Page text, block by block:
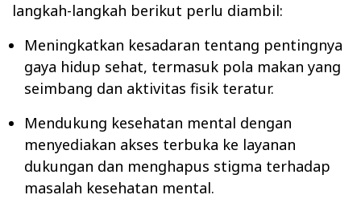
langkah-langkah berikut perlu diambil:
Meningkatkan kesadaran tentang pentingnya
gaya hidup sehat, termasuk pola makan yang
seimbang dan aktivitas fisik teratur.
Mendukung kesehatan mental dengan
menyediakan akses terbuka ke layanan
dukungan dan menghapus stigma terhadap
masalah kesehatan mental.